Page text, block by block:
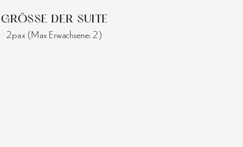
GRÖSSE DER SUITE
2pax (Max Erwachsene: 2)